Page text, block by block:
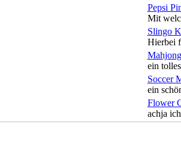
Pepsi
Mit
Slingo
Hierbei
ein
Soccer
ein
Flower
achja